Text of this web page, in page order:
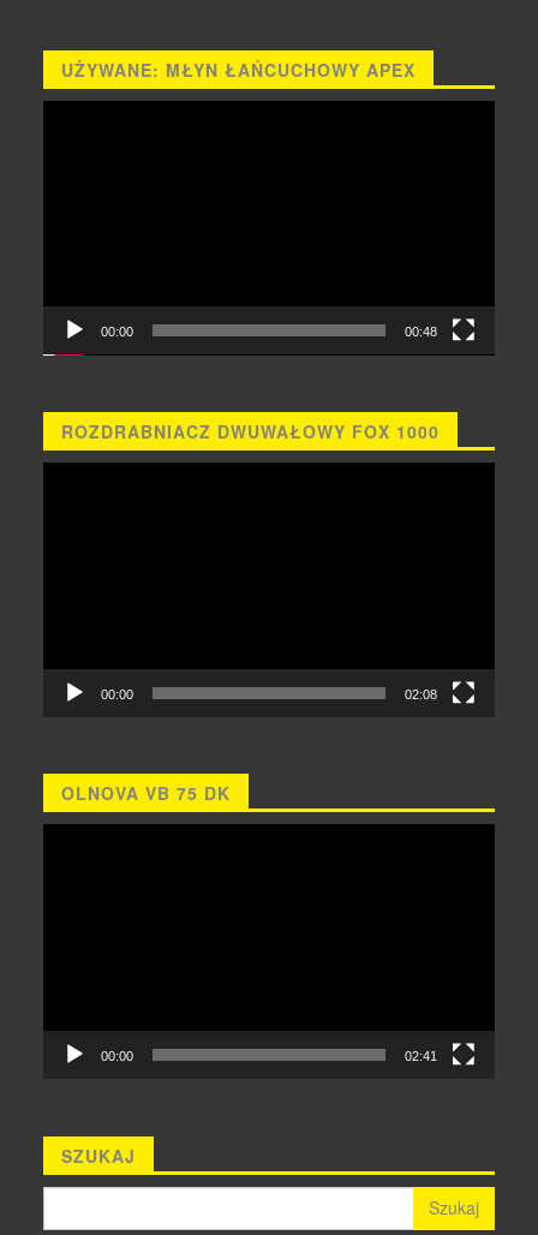
UŻYWANE: MŁYN ŁAŃCUCHOWY APEX
00:00 00:48
ROZDRABNIACZ DWUWAŁOWY FOX 1000
00:00 02:08
OLNOVA VB 75 DK
00:00 02:41
SZUKAJ